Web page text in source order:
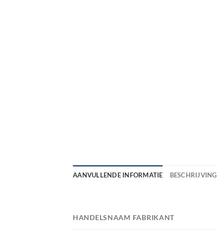
AANVULLENDE INFORMATIE BESCHRIJVING
HANDELSNAAM FABRIKANT